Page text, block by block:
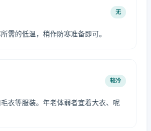
无
需的低温，稍作防寒准备即可。
较冷
衣等服装。年老体弱者宜着大衣、呢